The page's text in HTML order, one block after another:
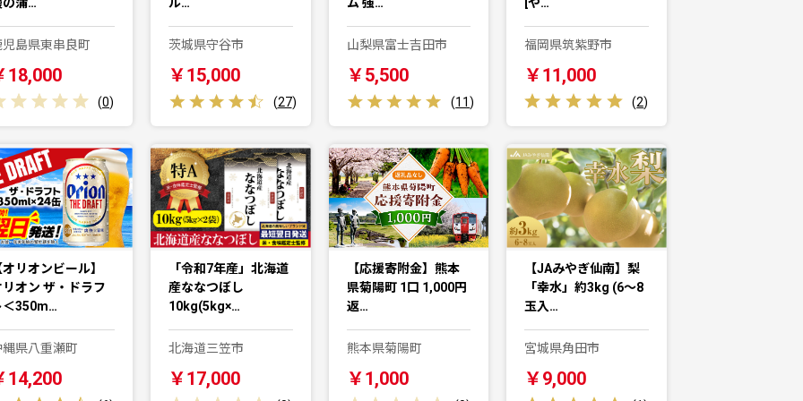
児島県東串良町
18,000
(0)
茨城県守谷市
￥15,000
(27)
山梨県富士吉田市
￥5,500
(11)
福岡県筑紫野市
￥11,000
(2)
リオンビール】
リオン ザ・ドラフ
＜350m…
縄県八重瀬町
14,200
「令和7年産」北海道
産ななつぼし
10kg(5kg×…
北海道三笠市
￥17,000
【応援寄附金】熊本
県菊陽町 1口 1,000円
返…
熊本県菊陽町
￥1,000
【JAみやぎ仙南】梨
「幸水」約3kg (6～8
玉入…
宮城県角田市
￥9,000